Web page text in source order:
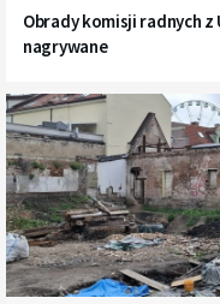
Obrady komisji radnych
nagrywane